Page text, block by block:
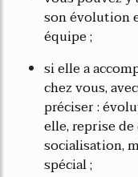
son évolution
équipe ;
si elle a
chez vous,
préciser :
elle, reprise de
socialisation,
spécial ;